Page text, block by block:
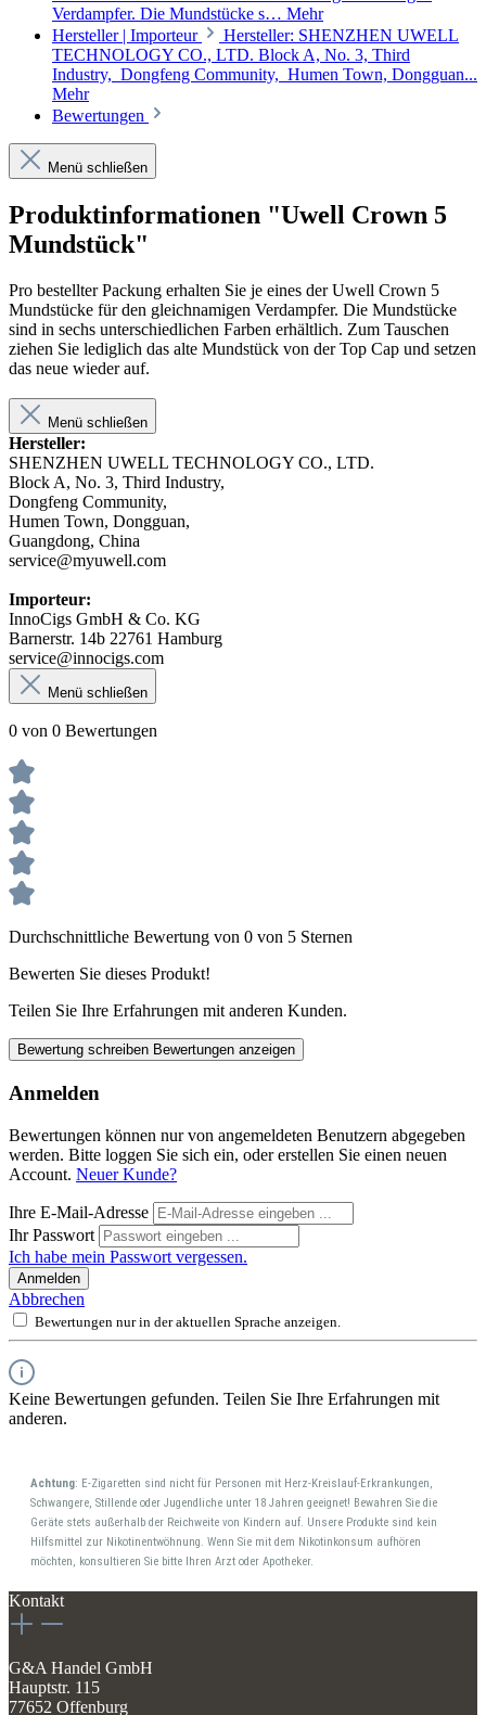
Verdampfer. Die Mundstücke s… Mehr
Hersteller | Importeur
Hersteller: SHENZHEN UWELL
TECHNOLOGY CO., LTD. Block A, No. 3, Third
Industry, Dongfeng Community, Humen Town, Dongguan...
Mehr
Bewertungen
Menü schließen
Produktinformationen "Uwell Crown 5
Mundstück"
Pro bestellter Packung erhalten Sie je eines der Uwell Crown 5
Mundstücke für den gleichnamigen Verdampfer. Die Mundstücke
sind in sechs unterschiedlichen Farben erhältlich. Zum Tauschen
ziehen Sie lediglich das alte Mundstück von der Top Cap und setzen
das neue wieder auf.
Menü schließen
Hersteller:
SHENZHEN UWELL TECHNOLOGY CO., LTD.
Block A, No. 3, Third Industry,
Dongfeng Community,
Humen Town, Dongguan,
Guangdong, China
service@myuwell.com
Importeur:
InnoCigs GmbH & Co. KG
Barnerstr. 14b 22761 Hamburg
service@innocigs.com
Menü schließen
0 von 0 Bewertungen
Durchschnittliche Bewertung von 0 von 5 Sternen
Bewerten Sie dieses Produkt!
Teilen Sie Ihre Erfahrungen mit anderen Kunden.
Bewertung schreiben Bewertungen anzeigen
Anmelden
Bewertungen können nur von angemeldeten Benutzern abgegeben
werden. Bitte loggen Sie sich ein, oder erstellen Sie einen neuen
Account. Neuer Kunde?
Ihre E-Mail-Adresse
Ihr Passwort
Ich habe mein Passwort vergessen.
Anmelden
Abbrechen
Bewertungen nur in der aktuellen Sprache anzeigen.
Keine Bewertungen gefunden. Teilen Sie Ihre Erfahrungen mit
anderen.
Achtung: E-Zigaretten sind nicht für Personen mit Herz-Kreislauf-Erkrankungen,
Schwangere, Stillende oder Jugendliche unter 18 Jahren geeignet! Bewahren Sie die
Geräte stets außerhalb der Reichweite von Kindern auf. Unsere Produkte sind kein
Hilfsmittel zur Nikotinentwöhnung. Wenn Sie mit dem Nikotinkonsum aufhören
möchten, konsultieren Sie bitte Ihren Arzt oder Apotheker.
Kontakt
G&A Handel GmbH
Hauptstr. 115
77652 Offenburg